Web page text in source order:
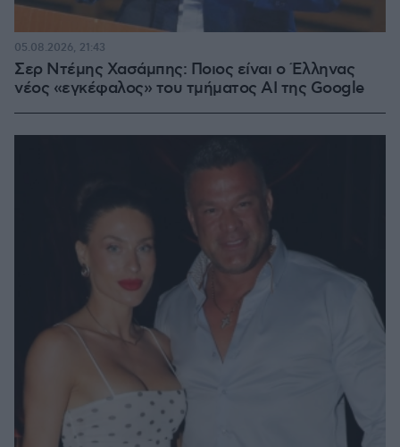
Σερ Ντέμης Χασάμπης: Ποιος είναι ο Έλληνας
νέος «εγκέφαλος» του τμήματος AI της Google
05.08.2026, 21:43